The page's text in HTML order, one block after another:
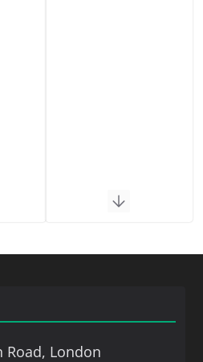
Road, London